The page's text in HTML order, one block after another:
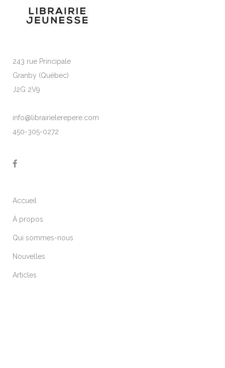
243 rue Principale
Granby (Québec)
J2G 2V9
info@librairielerepere.com
450-305-0272
Accueil
À propos
Qui sommes-nous
Nouvelles
Articles